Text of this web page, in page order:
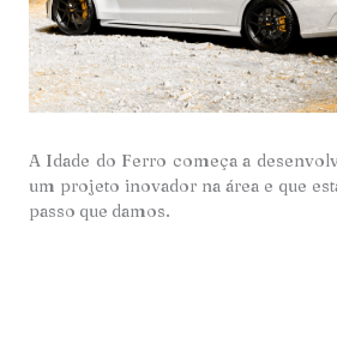
A Idade do Ferro começa a
um projeto inovador na área e que
passo que damos.